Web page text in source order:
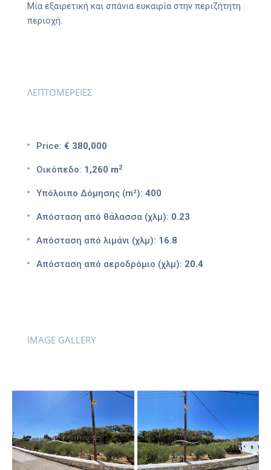
Μία εξαιρετική και σπάνια ευκαιρία στην περιζήτητη
περιοχή.
ΛΕΠΤΟΜΕΡΕΙΕΣ
Price: € 380,000
Οικόπεδο: 1,260 m2
Υπόλοιπο Δόμησης (m²): 400
Απόσταση από θάλασσα (χλμ): 0.23
Απόσταση από λιμάνι (χλμ): 16.8
Απόσταση από αεροδρόμιο (χλμ): 20.4
IMAGE GALLERY